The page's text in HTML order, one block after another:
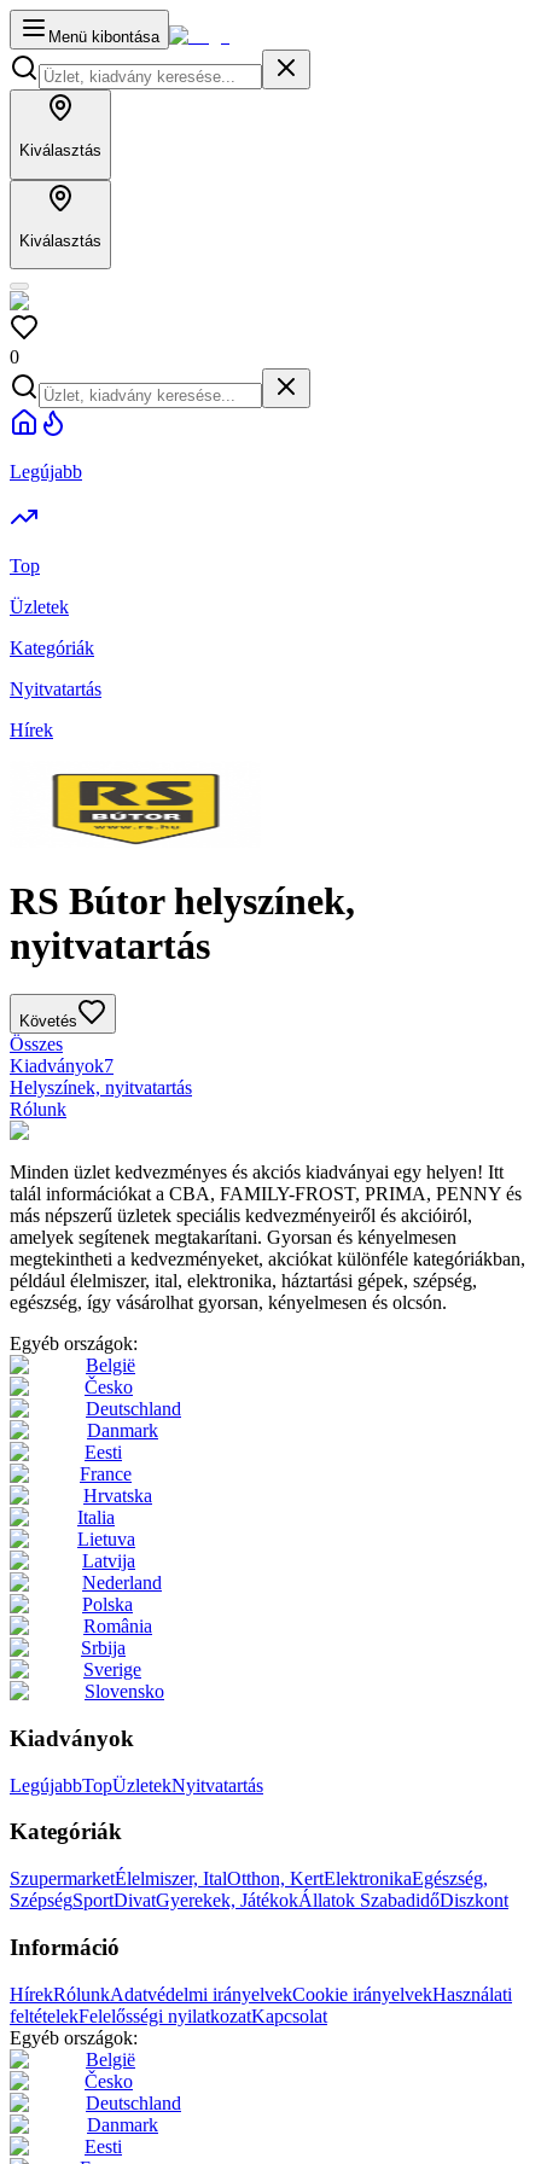
Menü kibontása
Kiválasztás
Kiválasztás
0
Legújabb
Top
Üzletek
Kategóriák
Nyitvatartás
Hírek
RS Bútor helyszínek,
nyitvatartás
Követés
Összes
Kiadványok7
Helyszínek, nyitvatartás
Rólunk
Minden üzlet kedvezményes és akciós kiadványai egy helyen! Itt
talál információkat a CBA, FAMILY-FROST, PRIMA, PENNY és
más népszerű üzletek speciális kedvezményeiről és akcióiról,
amelyek segítenek megtakarítani. Gyorsan és kényelmesen
megtekintheti a kedvezményeket, akciókat különféle kategóriákban,
például élelmiszer, ital, elektronika, háztartási gépek, szépség,
egészség, így vásárolhat gyorsan, kényelmesen és olcsón.
Egyéb országok:
België
Česko
Deutschland
Danmark
Eesti
France
Hrvatska
Italia
Lietuva
Latvija
Nederland
Polska
România
Srbija
Sverige
Slovensko
Kiadványok
LegújabbTopÜzletekNyitvatartás
Kategóriák
SzupermarketÉlelmiszer, ItalOtthon, KertElektronikaEgészség,
SzépségSportDivatGyerekek, JátékokÁllatok SzabadidőDiszkont
Információ
HírekRólunkAdatvédelmi irányelvekCookie irányelvekHasználati
feltételekFelelősségi nyilatkozatKapcsolat
Egyéb országok:
België
Česko
Deutschland
Danmark
Eesti